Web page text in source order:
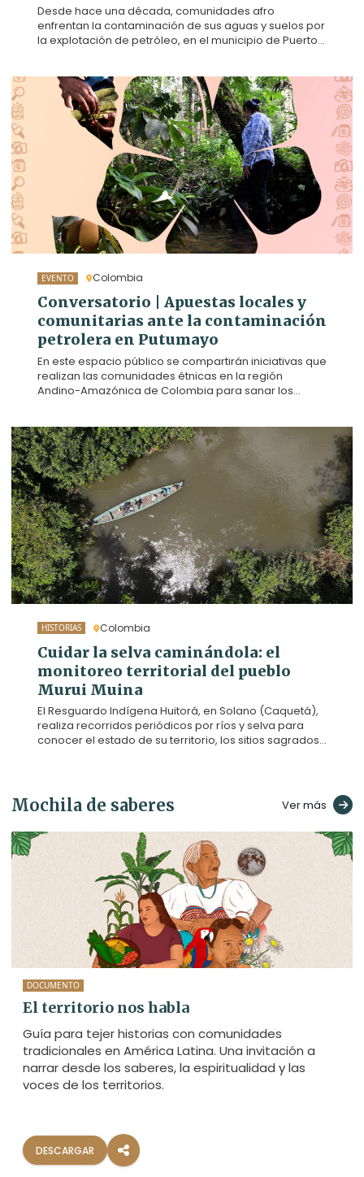
Desde hace una década, comunidades afro
enfrentan la contaminación de sus aguas y suelos por
la explotación de petróleo, en el municipio de Puerto
minería de oro para reforestar un bosque y vivir de
frutales amazónicos, pero ese sueño se ve
amenazado por la presencia de hidrocarburos en
una de las quebradas vitales para el proyecto
productivo. Hoy exigen que el Estado y la empresa
petrolera descontaminen sus tierras.
EVENTO Colombia
Conversatorio | Apuestas locales y
comunitarias ante la contaminación
petrolera en Putumayo
En este espacio público se compartirán iniciativas que
realizan las comunidades étnicas en la región
Andino-Amazónica de Colombia para sanar los
de soluciones a los retos en acceso a la justicia y
reparación que enfrentan los territorios
afrodescendientes e indígenas.
HISTORIAS Colombia
Cuidar la selva caminándola: el
monitoreo territorial del pueblo
Murui Muina
El Resguardo Indígena Huitorá, en Solano (Caquetá),
realiza recorridos periódicos por ríos y selva para
conocer el estado de su territorio, los sitios sagrados
acompañó uno de estos trayectos por el río Orotuya.
Mochila de saberes Ver más
DOCUMENTO
El territorio nos habla
Guía para tejer historias con comunidades
tradicionales en América Latina. Una invitación a
narrar desde los saberes, la espiritualidad y las
voces de los territorios.
DESCARGAR